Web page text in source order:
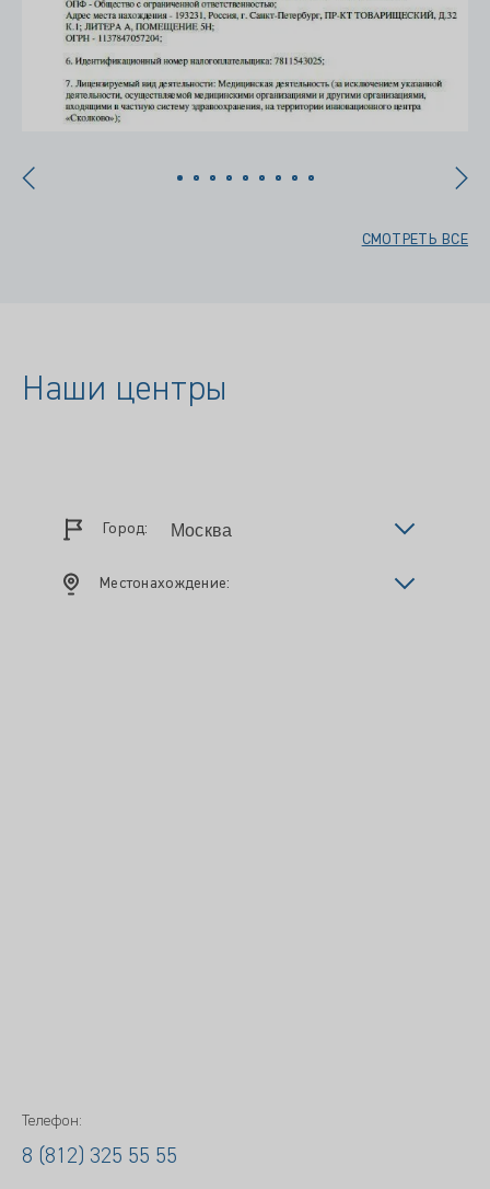
СМОТРЕТЬ ВСЕ
Наши центры
Город:
Местонахождение:
Телефон:
8 (812) 325 55 55